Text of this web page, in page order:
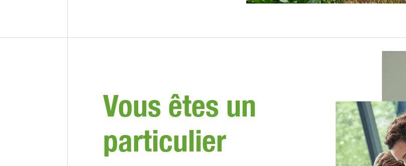
Vous êtes un
particulier